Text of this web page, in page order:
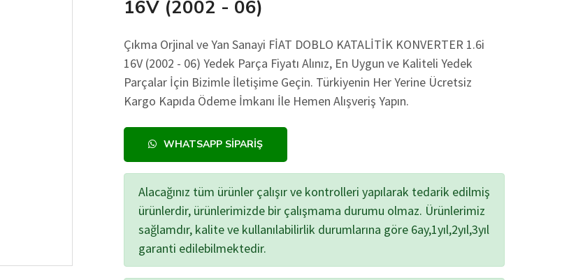
16V (2002 - 06)
Çıkma Orjinal ve Yan Sanayi FİAT DOBLO KATALİTİK KONVERTER 1.6i
16V (2002 - 06) Yedek Parça Fiyatı Alınız, En Uygun ve Kaliteli Yedek
Parçalar İçin Bizimle İletişime Geçin. Türkiyenin Her Yerine Ücretsiz
Kargo Kapıda Ödeme İmkanı İle Hemen Alışveriş Yapın.
WHATSAPP SIPARIŞ
Alacağınız tüm ürünler çalışır ve kontrolleri yapılarak tedarik edilmiş
ürünlerdir, ürünlerimizde bir çalışmama durumu olmaz. Ürünlerimiz
sağlamdır, kalite ve kullanılabilirlik durumlarına göre 6ay,1yıl,2yıl,3yıl
garanti edilebilmektedir.